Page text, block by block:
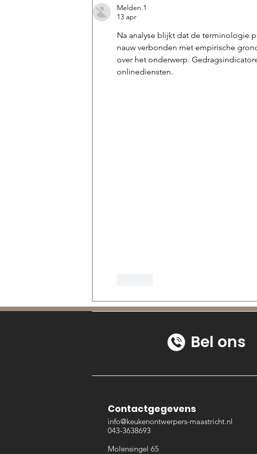
droominterieur
Melden.1
13 apr
Na analyse blijkt dat de terminologie
nauw verbonden met empirische
over het onderwerp.
onlinediensten.
Bel ons
Contactgegevens
info@keukenontwerpers-maastricht.nl
043-3638693
​Molensingel 65